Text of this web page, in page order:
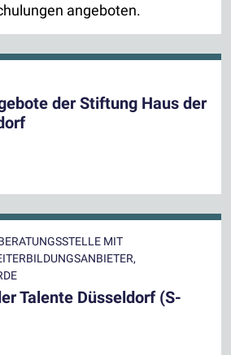
angeboten.
der Stiftung Haus der
MIT
Talente Düsseldorf (S-